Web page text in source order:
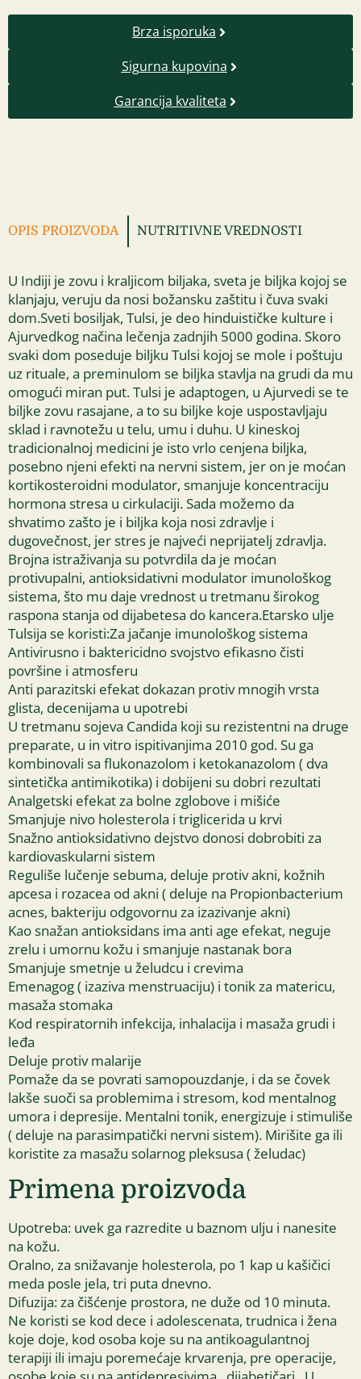
Brza isporuka
Sigurna kupovina
Garancija kvaliteta
OPIS PROIZVODA NUTRITIVNE VREDNOSTI
U Indiji je zovu i kraljicom biljaka, sveta je biljka kojoj se
klanjaju, veruju da nosi božansku zaštitu i čuva svaki
dom.Sveti bosiljak, Tulsi, je deo hinduističke kulture i
Ajurvedkog načina lečenja zadnjih 5000 godina. Skoro
svaki dom poseduje biljku Tulsi kojoj se mole i poštuju
uz rituale, a preminulom se biljka stavlja na grudi da mu
omogući miran put. Tulsi je adaptogen, u Ajurvedi se te
biljke zovu rasajane, a to su biljke koje uspostavljaju
sklad i ravnotežu u telu, umu i duhu. U kineskoj
tradicionalnoj medicini je isto vrlo cenjena biljka,
posebno njeni efekti na nervni sistem, jer on je moćan
kortikosteroidni modulator, smanjuje koncentraciju
hormona stresa u cirkulaciji. Sada možemo da
shvatimo zašto je i biljka koja nosi zdravlje i
dugovečnost, jer stres je najveći neprijatelj zdravlja.
Brojna istraživanja su potvrdila da je moćan
protivupalni, antioksidativni modulator imunološkog
sistema, što mu daje vrednost u tretmanu širokog
raspona stanja od dijabetesa do kancera.Etarsko ulje
Tulsija se koristi:Za jačanje imunološkog sistema
Antivirusno i baktericidno svojstvo efikasno čisti
površine i atmosferu
Anti parazitski efekat dokazan protiv mnogih vrsta
glista, decenijama u upotrebi
U tretmanu sojeva Candida koji su rezistentni na druge
preparate, u in vitro ispitivanjima 2010 god. Su ga
kombinovali sa flukonazolom i ketokanazolom ( dva
sintetička antimikotika) i dobijeni su dobri rezultati
Analgetski efekat za bolne zglobove i mišiće
Smanjuje nivo holesterola i triglicerida u krvi
Snažno antioksidativno dejstvo donosi dobrobiti za
kardiovaskularni sistem
Reguliše lučenje sebuma, deluje protiv akni, kožnih
apcesa i rozacea od akni ( deluje na Propionbacterium
acnes, bakteriju odgovornu za izazivanje akni)
Kao snažan antioksidans ima anti age efekat, neguje
zrelu i umornu kožu i smanjuje nastanak bora
Smanjuje smetnje u želudcu i crevima
Emenagog ( izaziva menstruaciju) i tonik za matericu,
masaža stomaka
Kod respiratornih infekcija, inhalacija i masaža grudi i
leđa
Deluje protiv malarije
Pomaže da se povrati samopouzdanje, i da se čovek
lakše suoči sa problemima i stresom, kod mentalnog
umora i depresije. Mentalni tonik, energizuje i stimuliše
( deluje na parasimpatički nervni sistem). Mirišite ga ili
koristite za masažu solarnog pleksusa ( želudac)
Primena proizvoda
Upotreba: uvek ga razredite u baznom ulju i nanesite
na kožu.
Oralno, za snižavanje holesterola, po 1 kap u kašičici
meda posle jela, tri puta dnevno.
Difuzija: za čišćenje prostora, ne duže od 10 minuta.
Ne koristi se kod dece i adolescenata, trudnica i žena
koje doje, kod osoba koje su na antikoagulantnoj
terapiji ili imaju poremećaje krvarenja, pre operacije,